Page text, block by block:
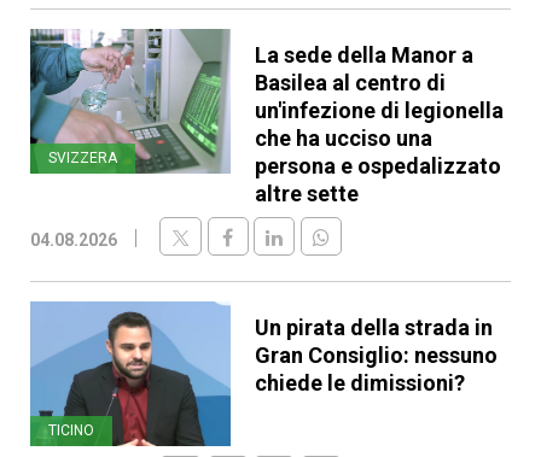
SVIZZERA
La sede della Manor a
Basilea al centro di
un'infezione di legionella
che ha ucciso una
persona e ospedalizzato
altre sette
04.08.2026
TICINO
Un pirata della strada in
Gran Consiglio: nessuno
chiede le dimissioni?